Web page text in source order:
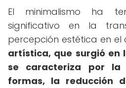
El minimalismo ha
significativo en la
percepción estética en el
artística, que surgió en
se caracteriza por la
formas, la reducción